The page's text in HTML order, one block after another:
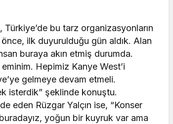
Türkiye’de bu tarz organizasyonların
ilk duyurulduğu gün aldık. Alan
buraya akın etmiş durumda.
Hepimiz Kanye West’i
gelmeye devam etmeli.
isterdik” şeklinde konuştu.
eden Rüzgar Yalçın ise, “Konser
yoğun bir kuyruk var ama